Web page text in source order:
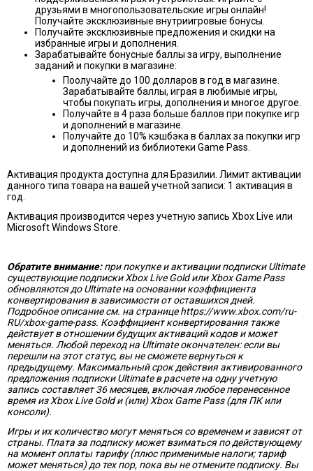
друзьями в многопользовательские игры онлайн!
Получайте эксклюзивные внутриигровые бонусы.
Получайте эксклюзивные предложения и скидки на
избранные игры и дополнения.
Зарабатывайте бонусные баллы за игру, выполнение
заданий и покупки в магазине:
Поолучайте до 100 долларов в год в магазине.
Зарабатывайте баллы, играя в любимые игры,
чтобы покупать игры, дополнения и многое другое.
Получайте в 4 раза больше баллов при покупке игр
и дополнений в магазине.
Получайте до 10% кэшбэка в баллах за покупки игр
и дополнений из библиотеки Game Pass.
Активация продукта доступна для Бразилии. Лимит активации
данного типа товара на вашей учетной записи: 1 активация в
год.
Активация производится через учетную запись Xbox Live или
Microsoft Windows Store.
Обратите внимание:при покупке и активации подписки Ultimate
существующие подписки Xbox Live Gold или Xbox Game Pass
обновляются до Ultimate на основании коэффициента
конвертирования в зависимости от оставшихся дней.
Подробное описание см. на странице https://www.xbox.com/ru-
RU/xbox-game-pass. Коэффициент конвертирования также
действует в отношении будущих активаций кодов и может
меняться. Любой переход на Ultimate окончателен: если вы
перешли на этот статус, вы не сможете вернуться к
предыдущему. Максимальный срок действия активированного
предложения подписки Ultimate в расчете на одну учетную
запись составляет 36 месяцев, включая любое перенесенное
время из Xbox Live Gold и (или) Xbox Game Pass (для ПК или
консоли).
Игры и их количество могут меняться со временем и зависят от
страны. Плата за подписку может взиматься по действующему
на момент оплаты тарифу (плюс применимые налоги; тариф
может меняться) до тех пор, пока вы не отмените подписку. Вы